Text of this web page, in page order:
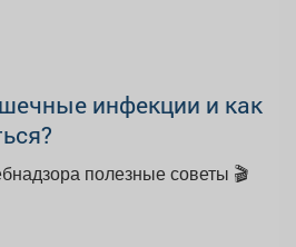
инфекции и как
полезные советы 🎬